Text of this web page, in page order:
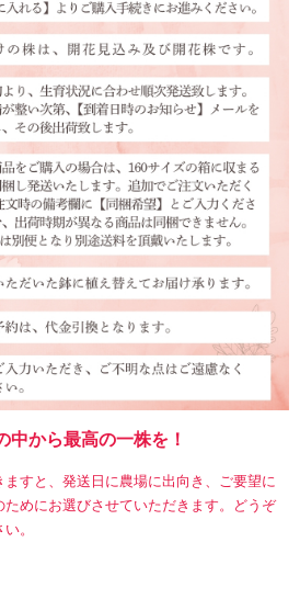
中から最高の一株を！
すと、発送日に農場に出向き、ご要望に
めにお選びさせていただきます。どうぞ
。